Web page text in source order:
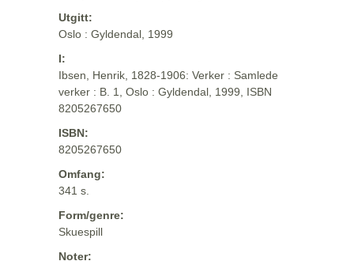
Utgitt:
Oslo : Gyldendal, 1999
I:
Ibsen, Henrik, 1828-1906: Verker : Samlede
verker : B. 1, Oslo : Gyldendal, 1999, ISBN
8205267650
ISBN:
8205267650
Omfang:
341 s.
Form/genre:
Skuespill
Noter: